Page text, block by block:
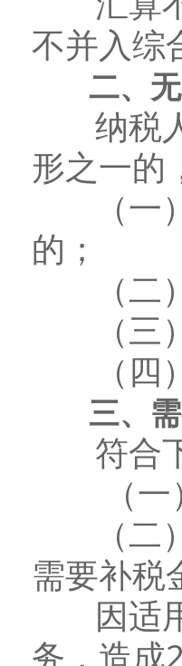
不并入综
二、无
纳税人
形之一的
（一）
的；
（二）
（三）
（四）
三、需
符合下
（一）
（二）
需要补税
因适用
务，造成